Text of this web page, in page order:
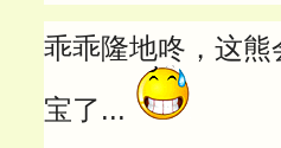
乖乖隆地咚，这
宝了...